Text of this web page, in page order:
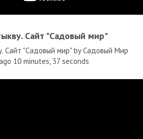
Сайт "Садовый мир"
Сайт "Садовый мир" by Садовый Мир
10 minutes, 37 seconds